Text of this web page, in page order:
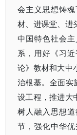
会主义思想铸
材、进课堂、进
中国特色社会
系，用好《习
论》教材和大中
治根基。全面实
设工程，推进大
树人融入思想
节，强化中华